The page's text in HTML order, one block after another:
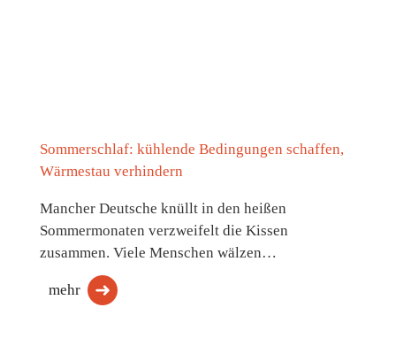
Sommerschlaf: kühlende Bedingungen schaffen,
Wärmestau verhindern
Mancher Deutsche knüllt in den heißen
Sommermonaten verzweifelt die Kissen
zusammen. Viele Menschen wälzen…
mehr